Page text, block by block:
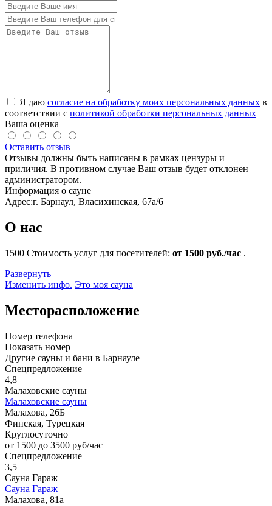
Я даю согласие на обработку моих персональных данных в
соответствии с политикой обработки персональных данных
Ваша оценка
Оставить отзыв
Отзывы должны быть написаны в рамках цензуры и
приличия. В противном случае Ваш отзыв будет отклонен
администратором.
Информация о сауне
Адрес:г. Барнаул, Власихинская, 67а/6
О нас
1500 Стоимость услуг для посетителей: от 1500 руб./час .
Развернуть
Изменить инфо. Это моя сауна
Месторасположение
Номер телефона
Показать номер
Другие сауны и бани в Барнауле
Спецпредложение
4,8
Малаховские сауны
Малаховские сауны
Малахова, 26Б
Финская, Турецкая
Круглосуточно
от 1500 до 3500 руб/час
Спецпредложение
3,5
Сауна Гараж
Сауна Гараж
Малахова, 81а